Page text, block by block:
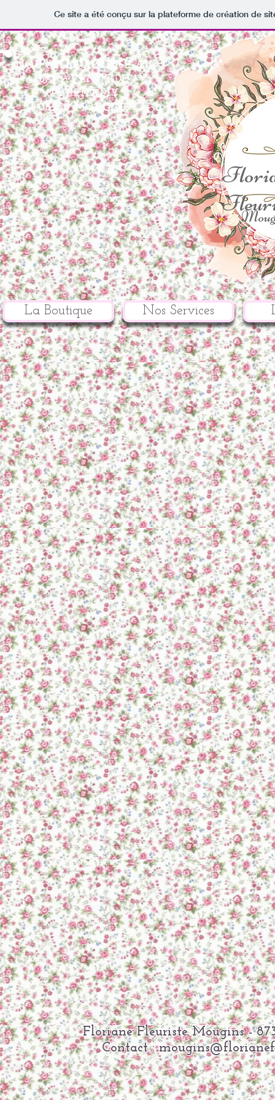
Ce site a été conçu sur la plateforme de création de
NOUVELLE ADRESSE AU
873 AVENUE DE
TOURNAMY
06250 MOUGINS
La Boutique Nos Services
Floriane Fleuriste Mougins -
Contact :